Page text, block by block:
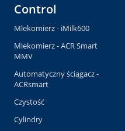
Control
Mlekomierz - iMilk600
Mlekomierz - ACR Smart
MMV
Automatyczny ściągacz -
ACRsmart
Czystość
Cylindry